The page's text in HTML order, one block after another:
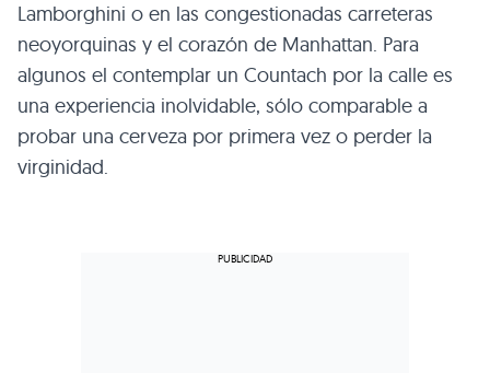
Lamborghini o en las congestionadas carreteras
neoyorquinas y el corazón de Manhattan. Para
algunos el contemplar un Countach por la calle es
una experiencia inolvidable, sólo comparable a
probar una cerveza por primera vez o perder la
virginidad.